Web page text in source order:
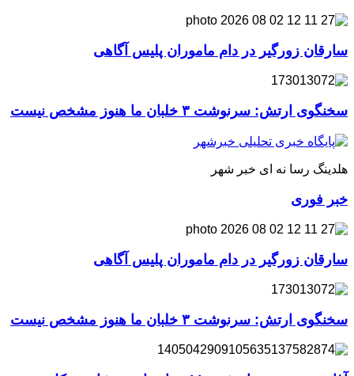
سارقان زورگیر در دام ماموران پلیس آگاهی
سخنگوی ارتش: سرنوشت ۳ خلبان ما هنوز مشخص نیست
هلدینگ رسا نه ای خبر شهر
خبر فوری
سارقان زورگیر در دام ماموران پلیس آگاهی
سخنگوی ارتش: سرنوشت ۳ خلبان ما هنوز مشخص نیست